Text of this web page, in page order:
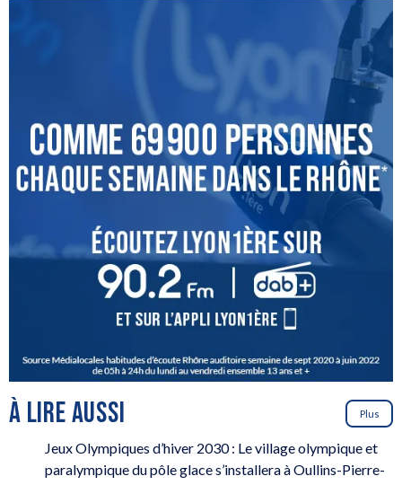
À LIRE AUSSI Plus
Jeux Olympiques d’hiver 2030 : Le village olympique et
paralympique du pôle glace s’installera à Oullins-Pierre-